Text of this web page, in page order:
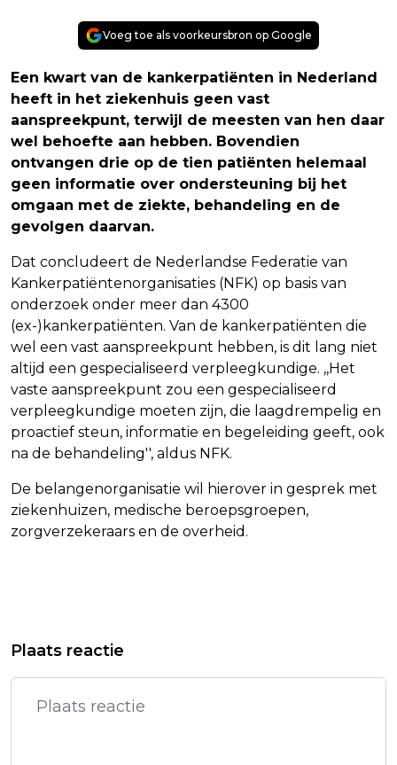
Voeg toe als voorkeursbron op Google
Een kwart van de kankerpatiënten in Nederland
heeft in het ziekenhuis geen vast
aanspreekpunt, terwijl de meesten van hen daar
wel behoefte aan hebben. Bovendien
ontvangen drie op de tien patiënten helemaal
geen informatie over ondersteuning bij het
omgaan met de ziekte, behandeling en de
gevolgen daarvan.
Dat concludeert de Nederlandse Federatie van
Kankerpatiëntenorganisaties (NFK) op basis van
onderzoek onder meer dan 4300
(ex-)kankerpatiënten. Van de kankerpatiënten die
wel een vast aanspreekpunt hebben, is dit lang niet
altijd een gespecialiseerd verpleegkundige. ,,Het
vaste aanspreekpunt zou een gespecialiseerd
verpleegkundige moeten zijn, die laagdrempelig en
proactief steun, informatie en begeleiding geeft, ook
na de behandeling'', aldus NFK.
De belangenorganisatie wil hierover in gesprek met
ziekenhuizen, medische beroepsgroepen,
zorgverzekeraars en de overheid.
MINISTERIEGEBOUW
CULTUURSECTOR LANCEERT
ONAFHANKELIJK MELDPUNT
Plaats reactie